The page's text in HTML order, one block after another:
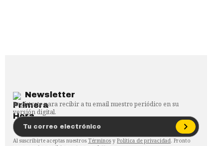
Newsletter
Regístrate para recibir a tu email nuestro periódico en su
versión digital.
Al suscribirte aceptas nuestros Términos y Política de privacidad. Pronto